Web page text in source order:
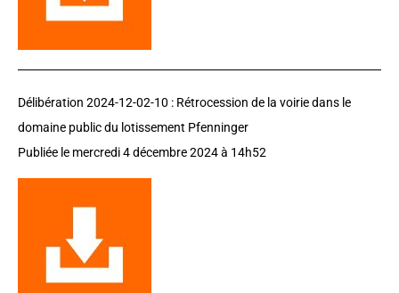
Délibération 2024-12-02-10 : Rétrocession de la voirie dans le
domaine public du lotissement Pfenninger
Publiée le mercredi 4 décembre 2024à 14h52